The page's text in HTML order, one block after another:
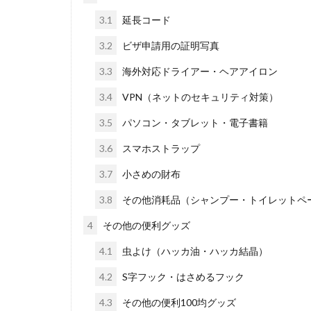
3.1 延長コード
3.2 ビザ申請用の証明写真
3.3 海外対応ドライアー・ヘアアイロン
3.4 VPN（ネットのセキュリティ対策）
3.5 パソコン・タブレット・電子書籍
3.6 スマホストラップ
3.7 小さめの財布
3.8 その他消耗品（シャンプー・トイレットペ
4 その他の便利グッズ
4.1 虫よけ（ハッカ油・ハッカ結晶）
4.2 S字フック・はさめるフック
4.3 その他の便利100均グッズ